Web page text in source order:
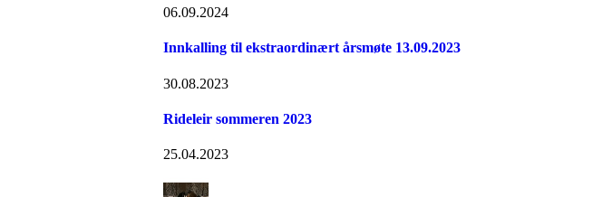
06.09.2024
Innkalling til ekstraordinært årsmøte 13.09.2023
30.08.2023
Rideleir sommeren 2023
25.04.2023